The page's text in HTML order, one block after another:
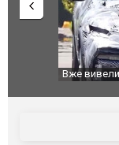
Вийшов